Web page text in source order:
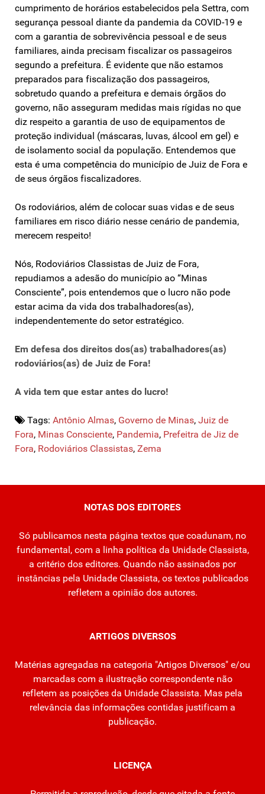
cumprimento de horários estabelecidos pela Settra, com
segurança pessoal diante da pandemia da COVID-19 e
com a garantia de sobrevivência pessoal e de seus
familiares, ainda precisam fiscalizar os passageiros
segundo a prefeitura. É evidente que não estamos
preparados para fiscalização dos passageiros,
sobretudo quando a prefeitura e demais órgãos do
governo, não asseguram medidas mais rígidas no que
diz respeito a garantia de uso de equipamentos de
proteção individual (máscaras, luvas, álcool em gel) e
de isolamento social da população. Entendemos que
esta é uma competência do município de Juiz de Fora e
de seus órgãos fiscalizadores.
Os rodoviários, além de colocar suas vidas e de seus
familiares em risco diário nesse cenário de pandemia,
merecem respeito!
Nós, Rodoviários Classistas de Juiz de Fora,
repudiamos a adesão do município ao “Minas
Consciente”, pois entendemos que o lucro não pode
estar acima da vida dos trabalhadores(as),
independentemente do setor estratégico.
Em defesa dos direitos dos(as) trabalhadores(as)
rodoviários(as) de Juiz de Fora!
A vida tem que estar antes do lucro!
Tags: Antônio Almas, Governo de Minas, Juiz de
Fora, Minas Consciente, Pandemia, Prefeitra de Jiz de
Fora, Rodoviários Classistas, Zema
NOTAS DOS EDITORES
Só publicamos nesta página textos que coadunam, no
fundamental, com a linha política da Unidade Classista,
a critério dos editores. Quando não assinados por
instâncias pela Unidade Classista, os textos publicados
refletem a opinião dos autores.
ARTIGOS DIVERSOS
Matérias agregadas na categoria "Artigos Diversos" e/ou
marcadas com a ilustração correspondente não
refletem as posições da Unidade Classista. Mas pela
relevância das informações contidas justificam a
publicação.
LICENÇA